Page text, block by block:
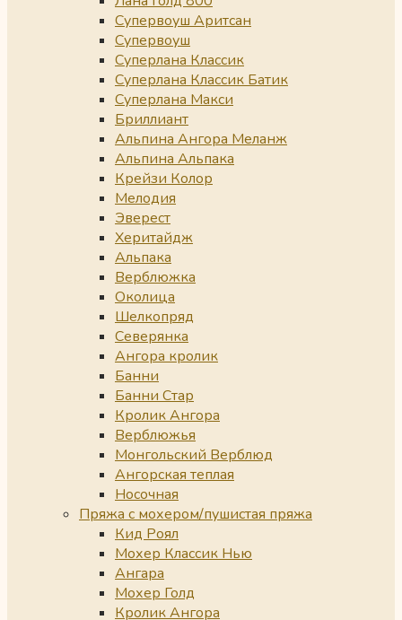
Супервоуш Аритсан
Супервоуш
Суперлана Классик
Суперлана Классик Батик
Суперлана Макси
Бриллиант
Альпина Ангора Меланж
Альпина Альпака
Крейзи Колор
Мелодия
Эверест
Херитайдж
Альпака
Верблюжка
Околица
Шелкопряд
Северянка
Ангора кролик
Банни
Банни Стар
Кролик Ангора
Верблюжья
Монгольский Верблюд
Ангорская теплая
Носочная
Пряжа с мохером/пушистая пряжа
Кид Роял
Мохер Классик Нью
Ангара
Мохер Голд
Кролик Ангора